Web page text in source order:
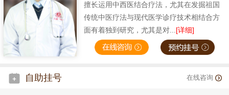
擅长运用中西医结合疗法，尤其在发掘祖国
传统中医疗法与现代医学诊疗技术相结合方
面有着独到研究，尤其是对...[详细]
自助挂号 在线咨询